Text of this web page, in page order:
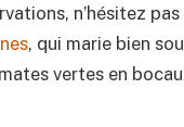
n’hésitez
, qui marie bien
vertes en